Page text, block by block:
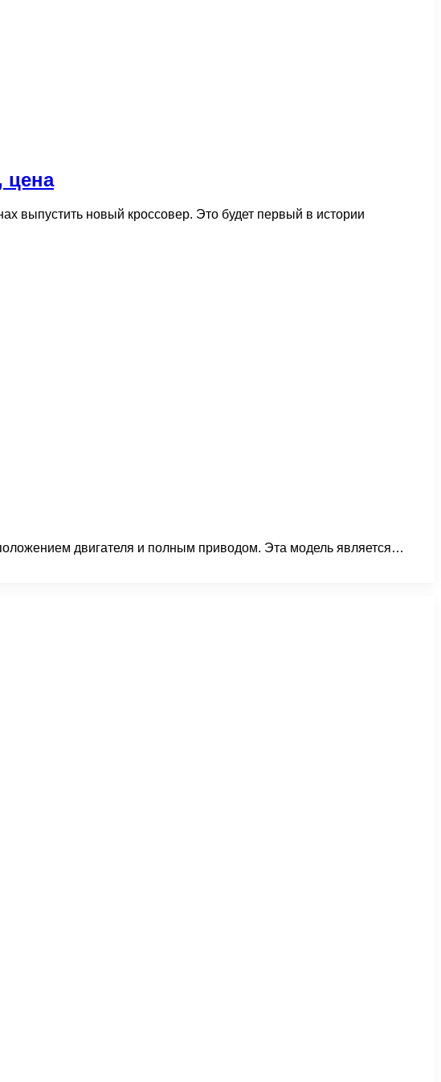
цена
выпустить новый кроссовер. Это будет первый в истории
двигателя и полным приводом. Эта модель является…